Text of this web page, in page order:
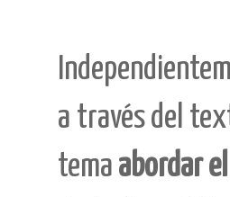
a través del
tema abordar